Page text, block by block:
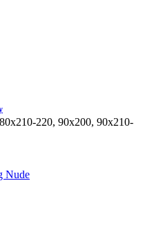
220, 90x200, 90x210-